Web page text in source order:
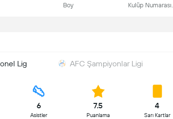
Boy Kulüp Numarası.
Lig AFC Şampiyonlar Ligi
6
Asistler
7.5
Puanlama
4
Sarı Kartlar